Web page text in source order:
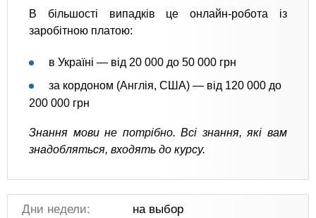
В більшості випадків це онлайн-робота із
заробітною платою:
в Україні — від 20 000 до 50 000 грн
за кордоном (Англія, США) — від 120 000 до
200 000 грн
Знання мови не потрібно. Всі знання, які вам
знадобляться, входять до курсу.
Дни недели:
на выбор